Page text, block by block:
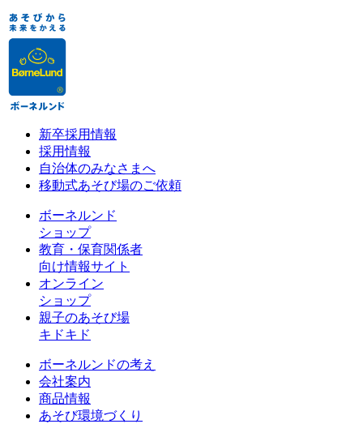
新卒採用情報
採用情報
自治体のみなさまへ
移動式あそび場のご依頼
ボーネルンド
ショップ
教育・保育関係者
向け情報サイト
オンライン
ショップ
親子のあそび場
キドキド
ボーネルンドの考え
会社案内
商品情報
あそび環境づくり